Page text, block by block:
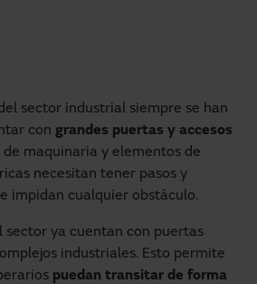
sector industrial siempre se han
con grandes puertas y accesos
maquinaria y elementos de
necesitan tener pasos y
impidan cualquier obstáculo.
sector ya cuentan con puertas
industriales. Esto permite
puedan transitar de forma